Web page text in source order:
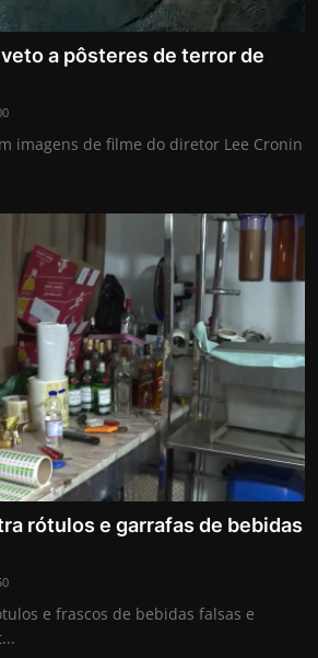
a pôsteres de terror de
imagens de filme do diretor Lee Cronin
rótulos e garrafas de bebidas
e frascos de bebidas falsas e